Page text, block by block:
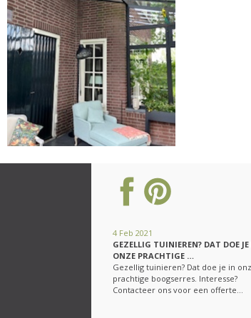
4 Feb 2021
GEZELLIG TUINIEREN? DAT DOE
ONZE PRACHTIGE …
Gezellig tuinieren? Dat doe je in
prachtige boogserres. Interesse?
Contacteer ons voor een offerte…